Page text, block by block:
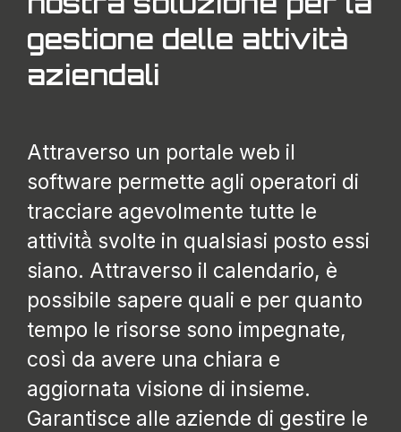
gestione delle attività
aziendali
Attraverso un portale web il
software permette agli operatori di
tracciare agevolmente tutte le
attività̀ svolte in qualsiasi posto essi
siano. Attraverso il calendario, è
possibile sapere quali e per quanto
tempo le risorse sono impegnate,
così da avere una chiara e
aggiornata visione di insieme.
Garantisce alle aziende di gestire le